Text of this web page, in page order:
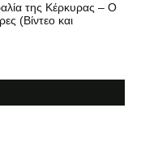
της Κέρκυρας – Ο
(Βίντεο και